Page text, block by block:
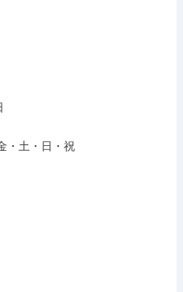
・土・日・祝